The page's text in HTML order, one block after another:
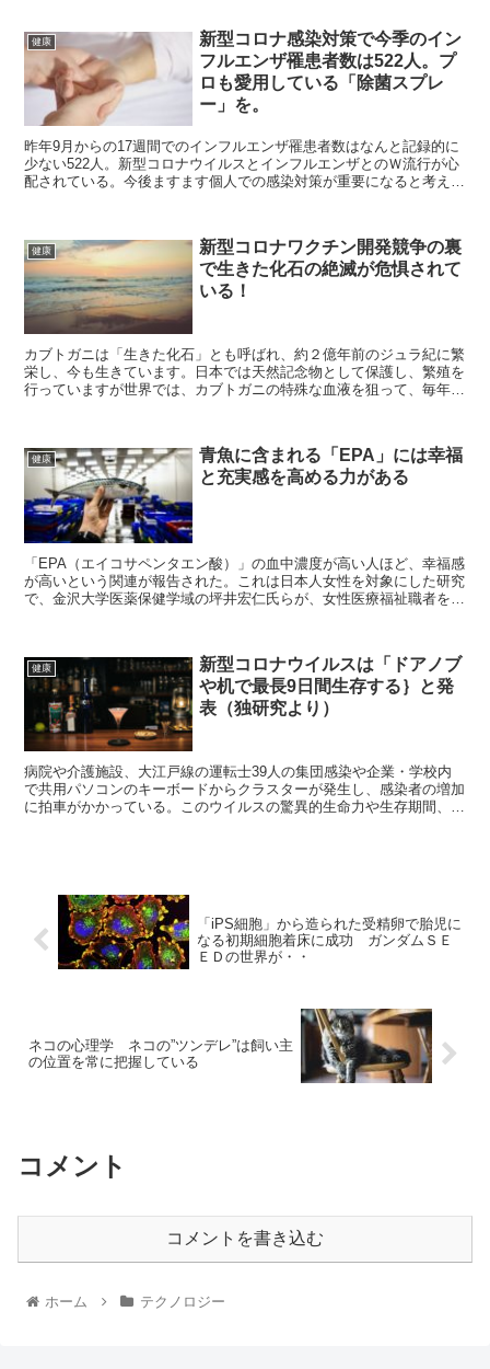
健康
新型コロナ感染対策で今季のイン
フルエンザ罹患者数は522人。プ
ロも愛用している「除菌スプレ
ー」を。
昨年9月からの17週間でのインフルエンザ罹患者数はなんと記録的に
少ない522人。新型コロナウイルスとインフルエンザとのＷ流行が心
配されている。今後ますます個人での感染対策が重要になると考え、
健康
新型コロナワクチン開発競争の裏
で生きた化石の絶滅が危惧されて
いる！
カブトガニは「生きた化石」とも呼ばれ、約２億年前のジュラ紀に繁
栄し、今も生きています。日本では天然記念物として保護し、繁殖を
行っていますが世界では、カブトガニの特殊な血液を狙って、毎年５
健康
青魚に含まれる「EPA」には幸福
と充実感を高める力がある
「EPA（エイコサペンタエン酸）」の血中濃度が高い人ほど、幸福感
が高いという関連が報告された。これは日本人女性を対象にした研究
で、金沢大学医薬保健学域の坪井宏仁氏らが、女性医療福祉職者を対
健康
新型コロナウイルスは「ドアノブ
や机で最長9日間生存する｝と発
表（独研究より）
病院や介護施設、大江戸線の運転士39人の集団感染や企業・学校内
で共用パソコンのキーボードからクラスターが発生し、感染者の増加
に拍車がかかっている。このウイルスの驚異的生命力や生存期間、感
「iPS細胞」から造られた受精卵で胎児に
なる初期細胞着床に成功 ガンダムＳＥ
ＥＤの世界が・・
ネコの心理学 ネコの”ツンデレ”は飼い主
の位置を常に把握している
コメント
コメントを書き込む
ホーム テクノロジー